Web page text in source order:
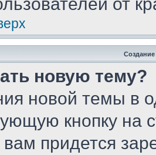
новую тему?
новой темы в
кнопку
придется